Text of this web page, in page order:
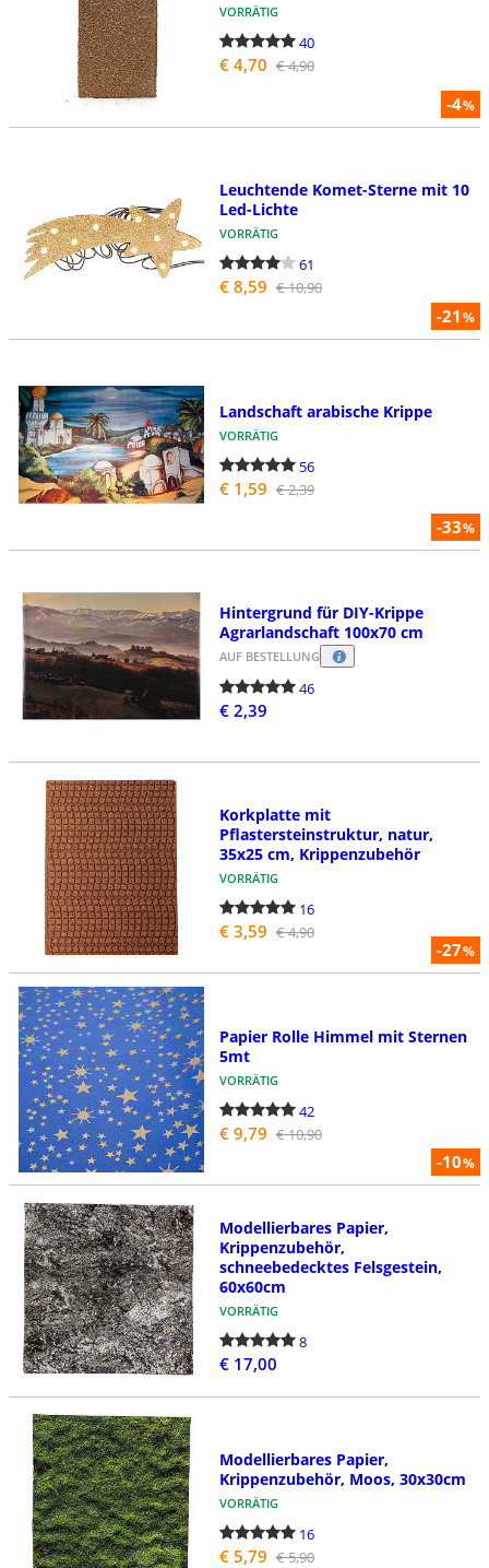
-4%
VORRÄTIG
40
€ 4,70 € 4,90
-21%
Leuchtende Komet-Sterne mit 10
Led-Lichte
VORRÄTIG
61
€ 8,59 € 10,90
-33%
Landschaft arabische Krippe
VORRÄTIG
56
€ 1,59 € 2,39
Hintergrund für DIY-Krippe
Agrarlandschaft 100x70 cm
AUF BESTELLUNG
46
€ 2,39
-27%
Korkplatte mit
Pflastersteinstruktur, natur,
35x25 cm, Krippenzubehör
VORRÄTIG
16
€ 3,59 € 4,90
-10%
Papier Rolle Himmel mit Sternen
5mt
VORRÄTIG
42
€ 9,79 € 10,90
Modellierbares Papier,
Krippenzubehör,
schneebedecktes Felsgestein,
60x60cm
VORRÄTIG
8
€ 17,00
Modellierbares Papier,
Krippenzubehör, Moos, 30x30cm
VORRÄTIG
16
€ 5,79 € 5,90